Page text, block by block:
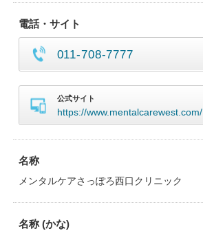
電話・サイト
011-708-7777
公式サイト
https://www.mentalcarewest.com/
名称
メンタルケアさっぽろ西口クリニック
名称 (かな)